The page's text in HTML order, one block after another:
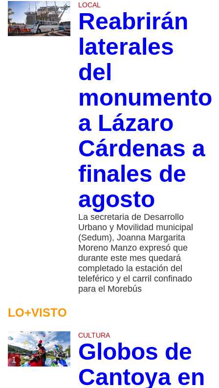
LOCAL
Reabrirán
laterales
del
monumento
a Lázaro
Cárdenas a
finales de
agosto
La secretaria de Desarrollo
Urbano y Movilidad municipal
(Sedum), Joanna Margarita
Moreno Manzo expresó que
durante este mes quedará
completado la estación del
teleférico y el carril confinado
para el Morebús
LO+VISTO
1
CULTURA
Globos de
Cantoya en